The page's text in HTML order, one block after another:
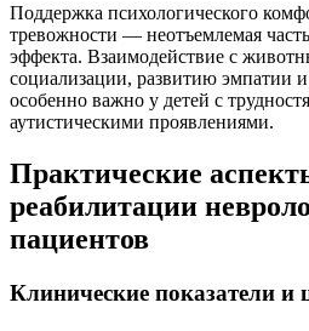
Поддержка психологического
тревожности — неотъемлемая
эффекта. Взаимодействие с
социализации, развитию эмпатии и
особенно важно у детей с
аутистическими проявлениями.
Практические
реабилитации
пациентов
Клинические показатели и